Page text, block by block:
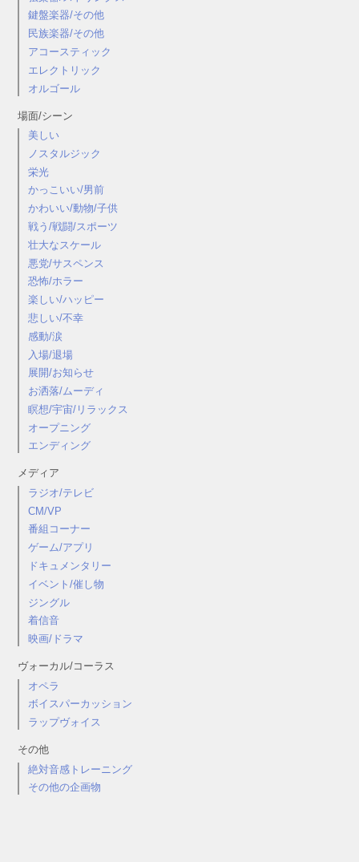
鍵盤楽器/その他
民族楽器/その他
アコースティック
エレクトリック
オルゴール
場面/シーン
美しい
ノスタルジック
栄光
かっこいい/男前
かわいい/動物/子供
戦う/戦闘/スポーツ
壮大なスケール
悪党/サスペンス
恐怖/ホラー
楽しい/ハッピー
悲しい/不幸
感動/涙
入場/退場
展開/お知らせ
お洒落/ムーディ
瞑想/宇宙/リラックス
オープニング
エンディング
メディア
ラジオ/テレビ
CM/VP
番組コーナー
ゲーム/アプリ
ドキュメンタリー
イベント/催し物
ジングル
着信音
映画/ドラマ
ヴォーカル/コーラス
オペラ
ボイスパーカッション
ラップヴォイス
その他
絶対音感トレーニング
その他の企画物